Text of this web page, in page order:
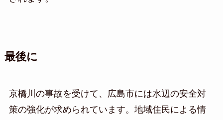
最後に
京橋川の事故を受けて、広島市には水辺の安全対
策の強化が求められています。地域住民による情